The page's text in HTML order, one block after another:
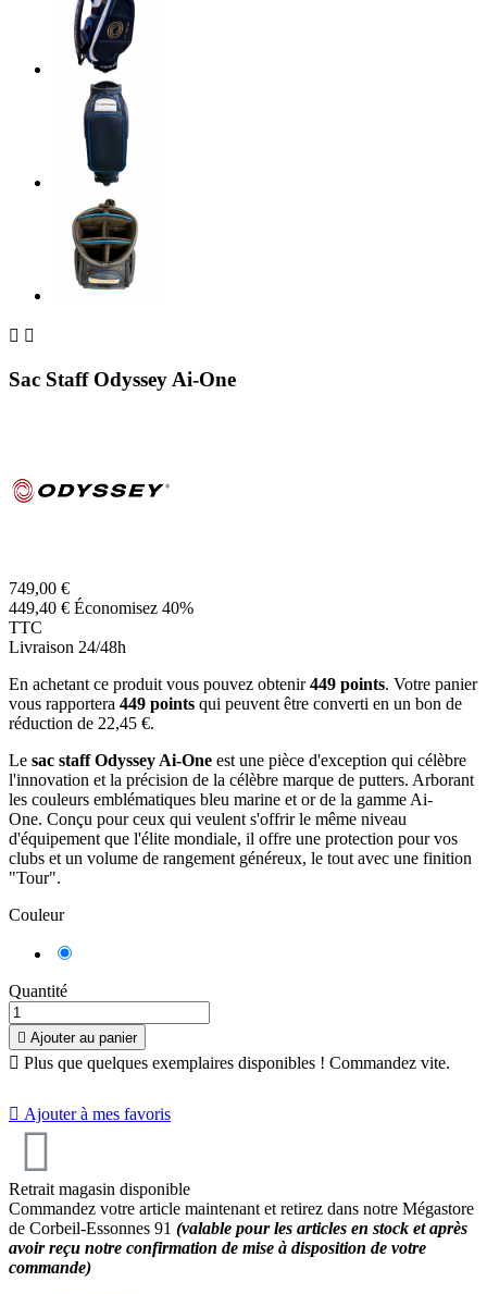
 
Sac Staff Odyssey Ai-One
749,00 €
449,40 € Économisez 40%
TTC
Livraison 24/48h
En achetant ce produit vous pouvez obtenir449 points. Votre panier
vous rapportera 449 points qui peuvent être converti en un bon de
réduction de 22,45 €.
Le sac staff Odyssey Ai-One est une pièce d'exception qui célèbre
l'innovation et la précision de la célèbre marque de putters. Arborant
les couleurs emblématiques bleu marine et or de la gamme Ai-
One. Conçu pour ceux qui veulent s'offrir le même niveau
d'équipement que l'élite mondiale, il offre une protection pour vos
clubs et un volume de rangement généreux, le tout avec une finition
"Tour".
Couleur
Quantité
 Ajouter au panier
 Plus que quelques exemplaires disponibles ! Commandez vite.
 Ajouter à mes favoris
Retrait magasin disponible
Commandez votre article maintenant et retirez dans notre Mégastore
de Corbeil-Essonnes 91 (valable pour les articles en stock et après
avoir reçu notre confirmation de mise à disposition de votre
commande)